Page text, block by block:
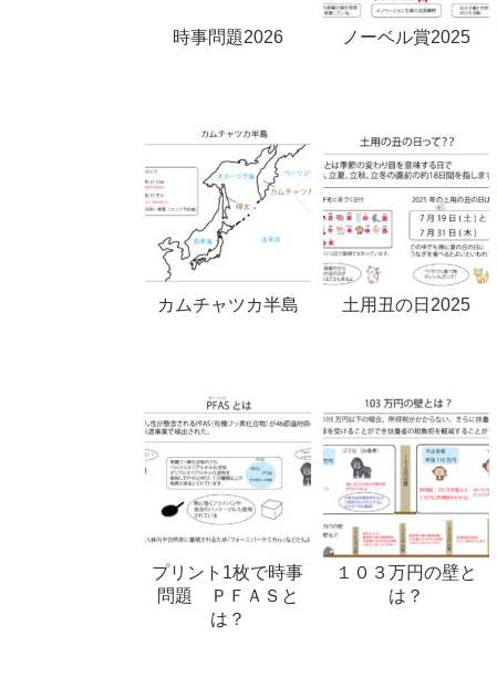
時事問題2026 ノーベル賞2025
カムチャツカ半島 土用丑の日2025
プリント1枚で時事
問題 ＰＦＡＳと
は？
１０３万円の壁と
は？